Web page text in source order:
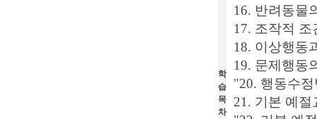
학
습
목
차
16. 반려동물
17. 조작적
18. 이상행동
19. 문제행동
"20. 행동수
21. 기본 예